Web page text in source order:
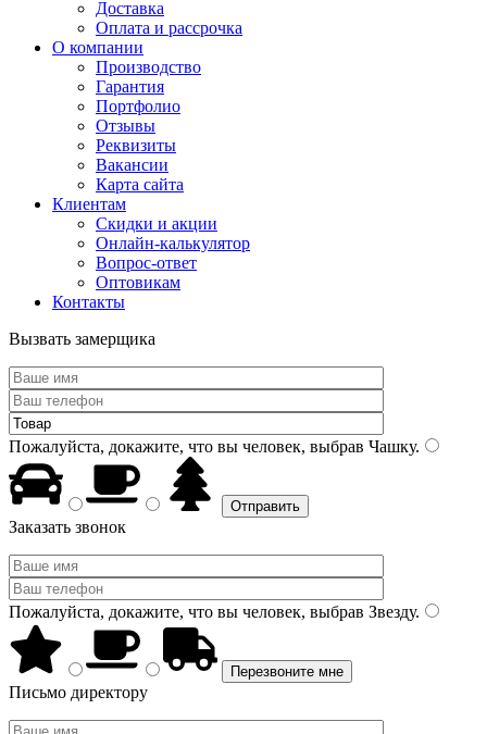
Доставка
Оплата и рассрочка
О компании
Производство
Гарантия
Портфолио
Отзывы
Реквизиты
Вакансии
Карта сайта
Клиентам
Скидки и акции
Онлайн-калькулятор
Вопрос-ответ
Оптовикам
Контакты
Вызвать замерщика
Пожалуйста, докажите, что вы человек, выбрав Чашку.
Заказать звонок
Пожалуйста, докажите, что вы человек, выбрав Звезду.
Письмо директору